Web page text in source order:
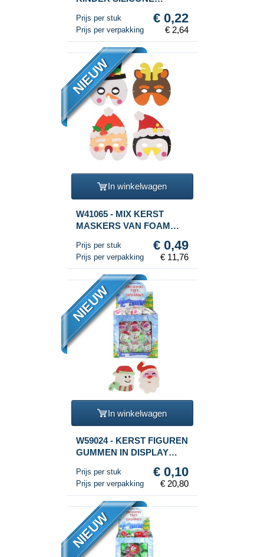
Prijs per stuk € 0,22
Prijs per verpakking € 2,64
NIEUW
In winkelwagen
W41065 - MIX KERST
MASKERS VAN FOAM
Prijs per stuk € 0,49
Prijs per verpakking € 11,76
NIEUW
In winkelwagen
W59024 - KERST FIGUREN
GUMMEN IN DISPLAY
Prijs per stuk € 0,10
Prijs per verpakking € 20,80
NIEUW